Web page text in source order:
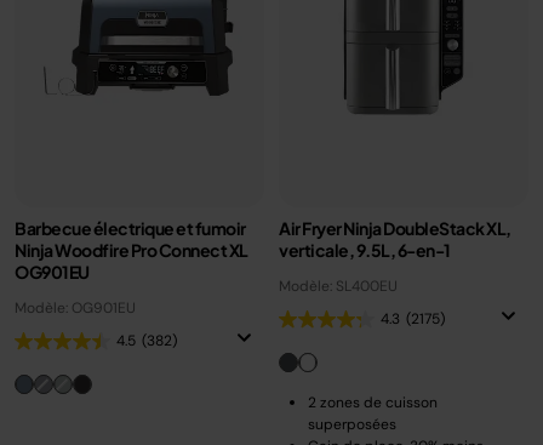
Barbecue électrique et fumoir
Ninja Woodfire Pro Connect XL
OG901EU
Modèle: OG901EU
4.5 (382)
Air Fryer Ninja DoubleStack XL,
verticale, 9.5L, 6-en-1
Modèle: SL400EU
4.3 (2175)
2 zones de cuisson
superposées